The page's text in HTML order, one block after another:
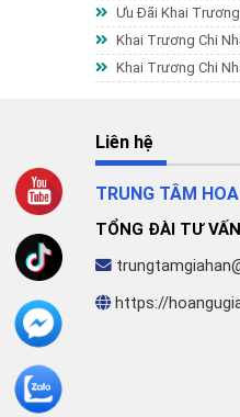
Ưu Đãi Khai
Khai Trương Chi
Khai Trương Chi
Liên hệ
TRUNG TÂM
TỔNG ĐÀI TƯ
https://